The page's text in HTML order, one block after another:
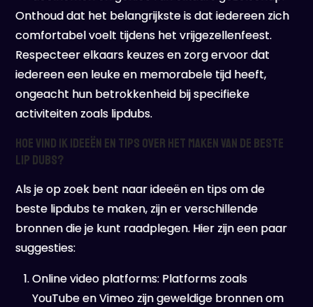
Onthoud dat het belangrijkste is dat iedereen zich
comfortabel voelt tijdens het vrijgezellenfeest.
Respecteer elkaars keuzes en zorg ervoor dat
iedereen een leuke en memorabele tijd heeft,
ongeacht hun betrokkenheid bij specifieke
activiteiten zoals lipdubs.
Hoe vind ik ideeën en tips over het maken van de beste
lip dubs?
Als je op zoek bent naar ideeën en tips om de
beste lipdubs te maken, zijn er verschillende
bronnen die je kunt raadplegen. Hier zijn een paar
suggesties:
Online video platforms: Platforms zoals
YouTube en Vimeo zijn geweldige bronnen om